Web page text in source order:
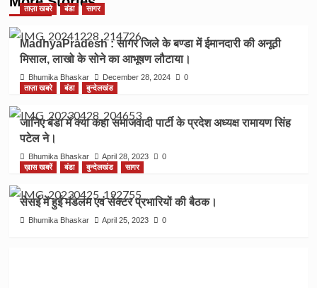
ताज़ा खबरे बंडा सागर
MadhyaPradesh : सागर जिले के बण्डा में ईमानदारी की अनूठी
मिसाल, लाखो के सोने का आभूषण लौटाया।
Bhumika Bhaskar December 28, 2024
0
ताज़ा खबरे
बंडा बुन्देलखंड
जानिए बंडा में क्या कहा समाजवादी पार्टी के प्रदेश अध्यक्ष रामायण सिंह
पटेल ने।
Bhumika Bhaskar April 28, 2023
0
ख़ास खबरें
बंडा बुन्देलखंड सागर
सेसई में हुई मंडलम एवं सेक्टर प्रभारियों की बैठक।
Bhumika Bhaskar April 25, 2023 0